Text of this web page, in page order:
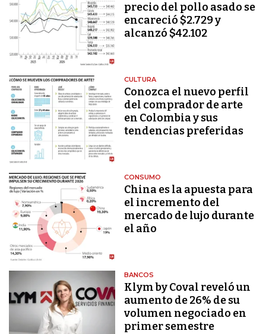
precio del pollo asado se
encareció $2.729 y
alcanzó $42.102
CULTURA
Conozca el nuevo perfil
del comprador de arte
en Colombia y sus
tendencias preferidas
CONSUMO
China es la apuesta para
el incremento del
mercado de lujo durante
el año
BANCOS
Klym by Coval reveló un
aumento de 26% de su
volumen negociado en
primer semestre